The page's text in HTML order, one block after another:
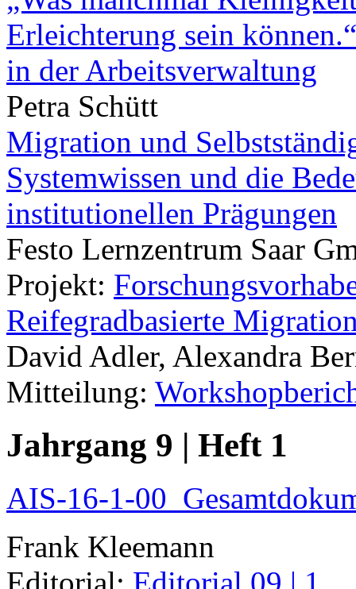
Erleichterung sein
in der Arbeitsverwaltung
Petra Schütt
Migration und
Systemwissen und die
institutionellen Prägungen
Festo Lernzentrum Saar
Projekt:
Reifegradbasierte
David Adler, Alexandra
Mitteilung:
Jahrgang 9 | Heft 1
AIS-16-1-
Frank Kleemann
Editorial: Editorial 09 | 1